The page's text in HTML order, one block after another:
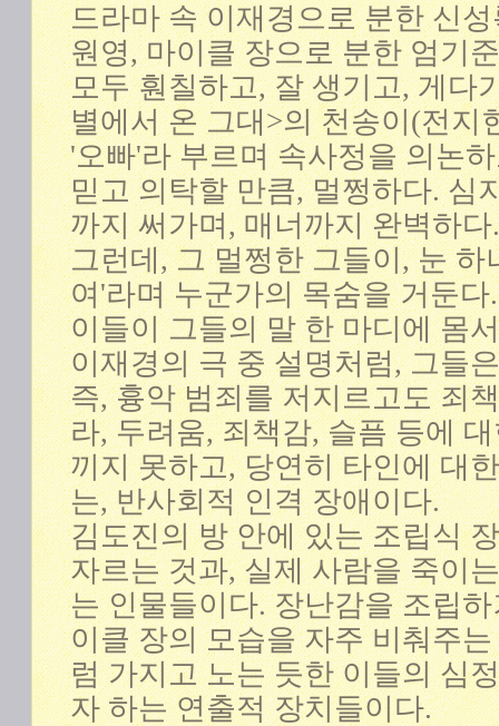
드라마 속 이재경으로 분한 신
원영, 마이클 장으로 분한 엄기
모두 훤칠하고, 잘 생기고, 게다
별에서 온 그대>의 천송이(전지
'오빠'라 부르며 속사정을 의논
믿고 의탁할 만큼, 멀쩡하다. 심
까지 써가며, 매너까지 완벽하
그런데, 그 멀쩡한 그들이, 눈 하
여'라며 누군가의 목숨을 거둔
이들이 그들의 말 한 마디에 몸
이재경의 극 중 설명처럼, 그들
즉, 흉악 범죄를 저지르고도 죄
라, 두려움, 죄책감, 슬픔 등에
끼지 못하고, 당연히 타인에 대
는, 반사회적 인격 장애이다.
김도진의 방 안에 있는 조립식
자르는 것과, 실제 사람을 죽이
는 인물들이다. 장난감을 조립
이클 장의 모습을 자주 비춰주
럼 가지고 노는 듯한 이들의 심
자 하는 연출적 장치들이다.